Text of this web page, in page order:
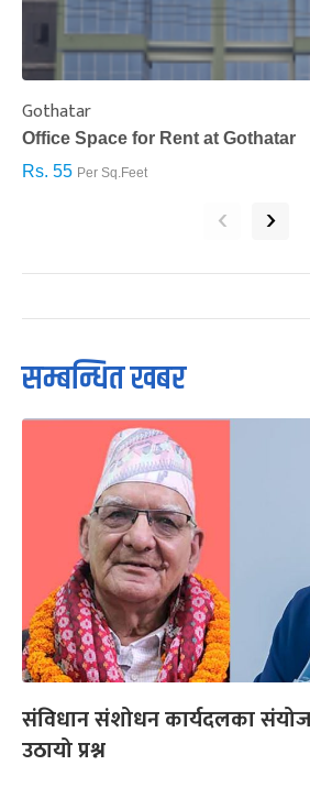
Gothatar
Office Space for Rent at Gothatar
Rs. 55 Per Sq.Feet
‹ ›
सम्बन्धित खबर
संविधान संशोधन कार्यदलका
उठायो प्रश्न